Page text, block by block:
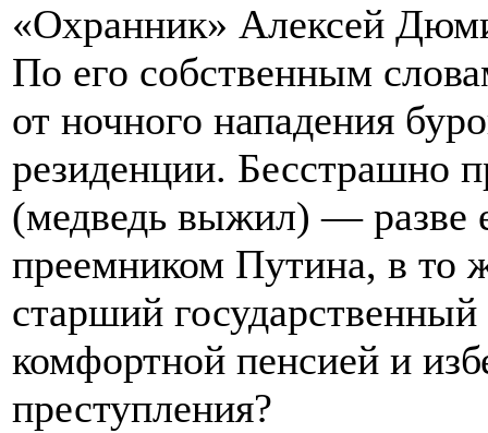
«Охранник» Алексей
По его собственным
от ночного нападения
резиденции. Бесстрашно
(медведь выжил) — разве
преемником Путина, в то
старший
комфортной пенсией и
преступления?